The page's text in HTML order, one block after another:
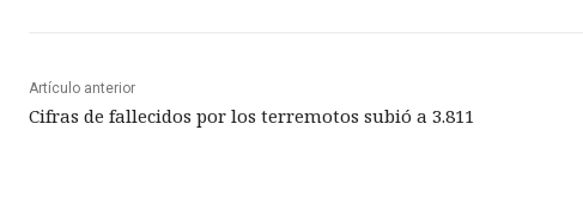
Artículo anterior
Cifras de fallecidos por los terremotos subió a 3.811